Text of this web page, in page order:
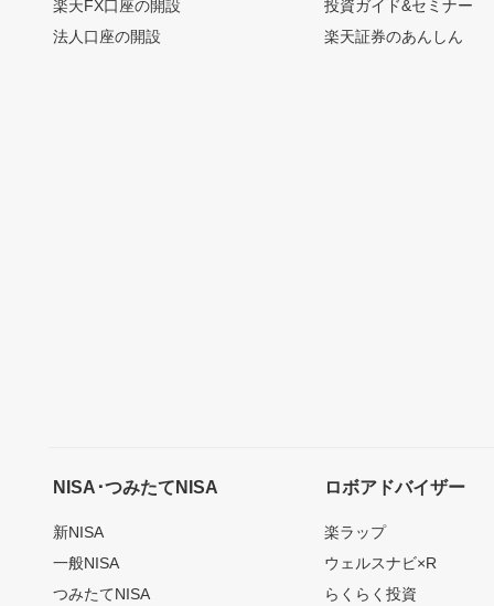
楽天FX口座の開設
法人口座の開設
投資ガイド&セミナー
楽天証券のあんしん
NISA･つみたてNISA
新NISA
一般NISA
つみたてNISA
ロボアドバイザー
楽ラップ
ウェルスナビ×R
らくらく投資